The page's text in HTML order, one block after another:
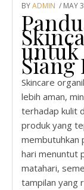
BYADMIN / MAY
untuk
Skincare
lebih aman,
terhadap kulit
produk yang
membutuhkan
hari menuntut
matahari,
tampilan yang